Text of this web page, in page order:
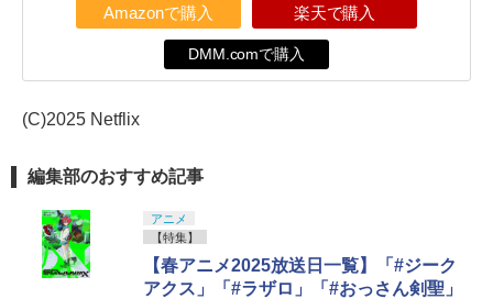
Amazonで購入 楽天で購入
DMM.comで購入
(C)2025 Netflix
編集部のおすすめ記事
アニメ
【特集】
【春アニメ2025放送日一覧】「#ジーク
アクス」「#ラザロ」「#おっさん剣聖」